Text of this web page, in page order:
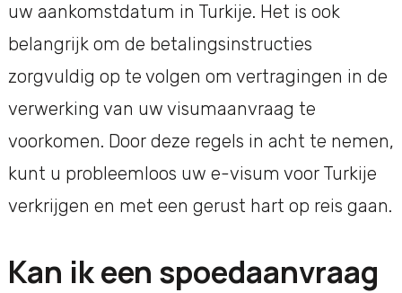
uw aankomstdatum in Turkije. Het is ook
belangrijk om de betalingsinstructies
zorgvuldig op te volgen om vertragingen in de
verwerking van uw visumaanvraag te
voorkomen. Door deze regels in acht te nemen,
kunt u probleemloos uw e-visum voor Turkije
verkrijgen en met een gerust hart op reis gaan.
Kan ik een spoedaanvraag